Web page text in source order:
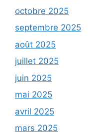
octobre 2025
septembre 2025
août 2025
juillet 2025
juin 2025
mai 2025
avril 2025
mars 2025